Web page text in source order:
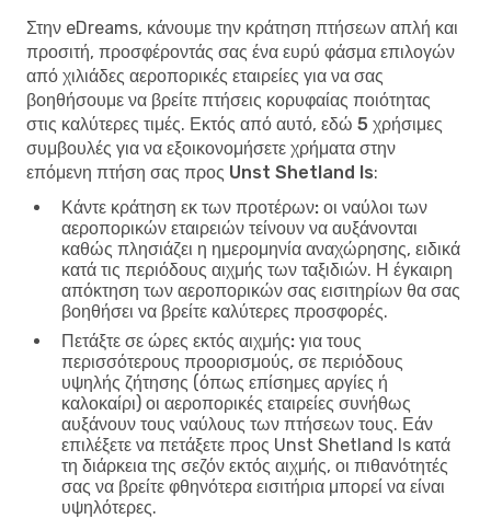
Στην eDreams, κάνουμε την κράτηση πτήσεων απλή και
προσιτή, προσφέροντάς σας ένα ευρύ φάσμα επιλογών
από χιλιάδες αεροπορικές εταιρείες για να σας
βοηθήσουμε να βρείτε πτήσεις κορυφαίας ποιότητας
στις καλύτερες τιμές. Εκτός από αυτό, εδώ 5 χρήσιμες
συμβουλές για να εξοικονομήσετε χρήματα στην
επόμενη πτήση σας προς Unst Shetland Is:
Κάντε κράτηση εκ των προτέρων: οι ναύλοι των
αεροπορικών εταιρειών τείνουν να αυξάνονται
καθώς πλησιάζει η ημερομηνία αναχώρησης, ειδικά
κατά τις περιόδους αιχμής των ταξιδιών. Η έγκαιρη
απόκτηση των αεροπορικών σας εισιτηρίων θα σας
βοηθήσει να βρείτε καλύτερες προσφορές.
Πετάξτε σε ώρες εκτός αιχμής: για τους
περισσότερους προορισμούς, σε περιόδους
υψηλής ζήτησης (όπως επίσημες αργίες ή
καλοκαίρι) οι αεροπορικές εταιρείες συνήθως
αυξάνουν τους ναύλους των πτήσεων τους. Εάν
επιλέξετε να πετάξετε προς Unst Shetland Is κατά
τη διάρκεια της σεζόν εκτός αιχμής, οι πιθανότητές
σας να βρείτε φθηνότερα εισιτήρια μπορεί να είναι
υψηλότερες.